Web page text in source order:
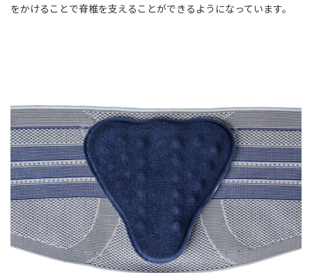
をかけることで脊椎を支えることができるようになっています。